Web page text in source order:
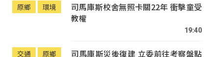
原鄉 環境
司馬庫斯校舍無照卡關22年 衝擊童受
教權
19:40
交通 原鄉
司馬庫斯災後復建 立委前往考察盤點